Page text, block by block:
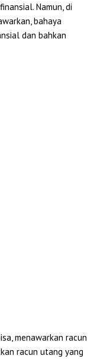
Namun, di
bahaya
dan bahkan
menawarkan racun
racun utang yang